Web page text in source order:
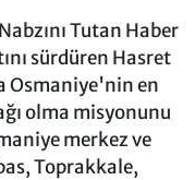
Tutan Haber
sürdüren Hasret
Osmaniye'nin en
olma misyonunu
merkez ve
Toprakkale,